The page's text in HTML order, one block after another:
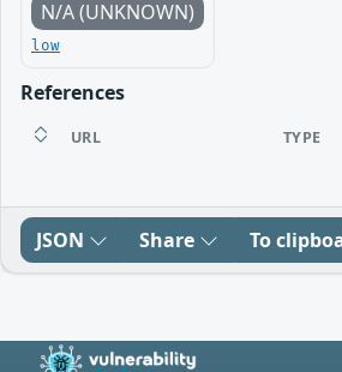
N/A (UNKNOWN)
low
References
URL TYPE
JSON Share To